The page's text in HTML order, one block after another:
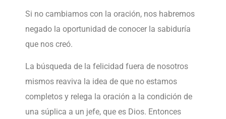
Si no cambiamos con la oración, nos habremos
negado la oportunidad de conocer la sabiduría
que nos creó.
La búsqueda de la felicidad fuera de nosotros
mismos reaviva la idea de que no estamos
completos y relega la oración a la condición de
una súplica a un jefe, que es Dios. Entonces